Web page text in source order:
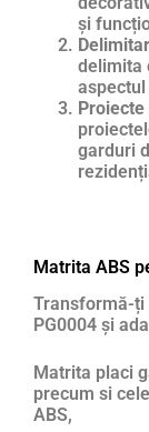
și
delimita
garduri
Matrita ABS
Transformă-ți
PG0004 și
Matrita placi
precum si
ABS,